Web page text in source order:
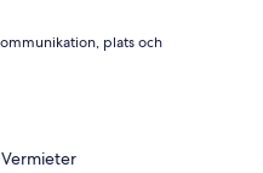
plats och